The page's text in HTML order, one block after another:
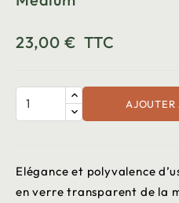
23,00 € TTC
AJOUTER
Elégance et polyvalence
en verre transparent de la